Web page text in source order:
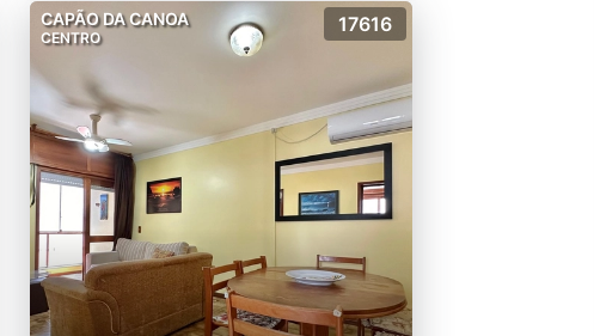
CAPÃO DA CANOA
CENTRO
17616